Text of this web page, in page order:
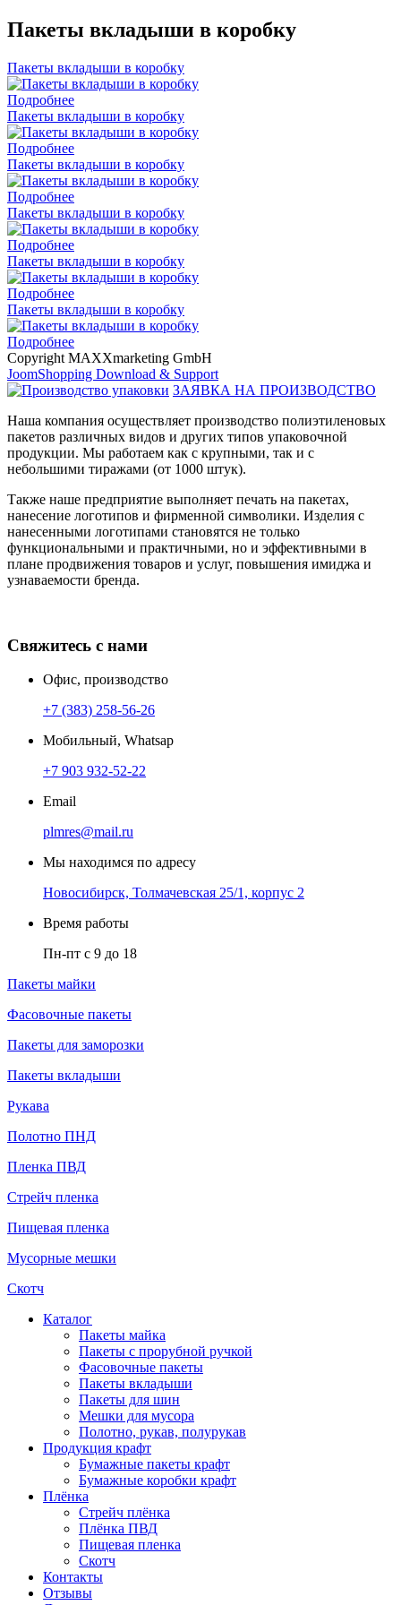
Пакеты вкладыши в коробку
Пакеты вкладыши в коробку
Подробнее
Пакеты вкладыши в коробку
Подробнее
Пакеты вкладыши в коробку
Подробнее
Пакеты вкладыши в коробку
Подробнее
Пакеты вкладыши в коробку
Подробнее
Пакеты вкладыши в коробку
Подробнее
Copyright MAXXmarketing GmbH
JoomShopping Download & Support
ЗАЯВКА НА ПРОИЗВОДСТВО
Наша компания осуществляет производство полиэтиленовых
пакетов различных видов и других типов упаковочной
продукции. Мы работаем как с крупными, так и с
небольшими тиражами (от 1000 штук).
Также наше предприятие выполняет печать на пакетах,
нанесение логотипов и фирменной символики. Изделия с
нанесенными логотипами становятся не только
функциональными и практичными, но и эффективными в
плане продвижения товаров и услуг, повышения имиджа и
узнаваемости бренда.
Свяжитесь с нами
Офис, производство
+7 (383) 258-56-26
Мобильный, Whatsap
+7 903 932-52-22
Email
plmres@mail.ru
Мы находимся по адресу
Новосибирск, Толмачевская 25/1, корпус 2
Время работы
Пн-пт с 9 до 18
Пакеты майки
Фасовочные пакеты
Пакеты для заморозки
Пакеты вкладыши
Рукава
Полотно ПНД
Пленка ПВД
Стрейч пленка
Пищевая пленка
Мусорные мешки
Скотч
Каталог
Пакеты майка
Пакеты с прорубной ручкой
Фасовочные пакеты
Пакеты вкладыши
Пакеты для шин
Мешки для мусора
Полотно, рукав, полурукав
Продукция крафт
Бумажные пакеты крафт
Бумажные коробки крафт
Плёнка
Стрейч плёнка
Плёнка ПВД
Пищевая пленка
Скотч
Контакты
Отзывы